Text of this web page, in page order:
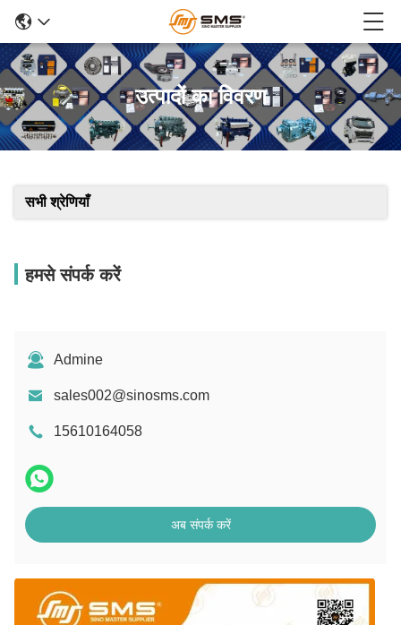
उत्पादों का विवरण
सभी श्रेणियाँ
हमसे संपर्क करें
Admine
sales002@sinosms.com
15610164058
अब संपर्क करें